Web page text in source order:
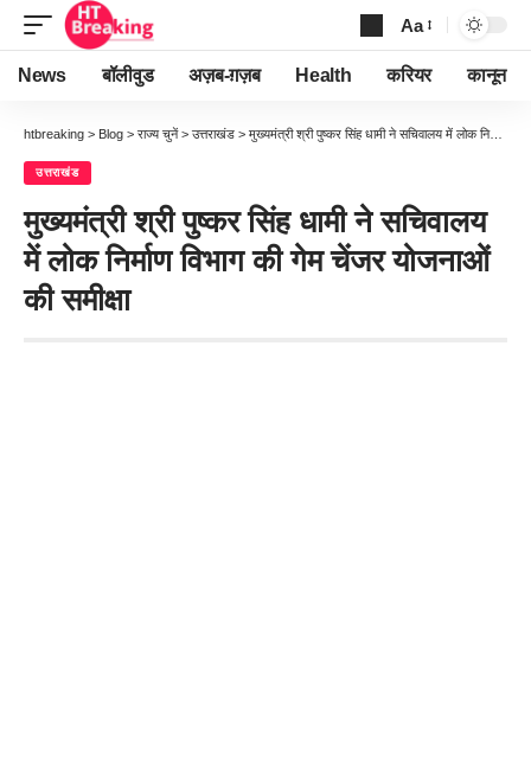
Font
Resizer
Aa
News बॉलीवुड अज़ब-ग़ज़ब Health करियर कानून
htbreaking > Blog > राज्य चुनें > उत्तराखंड > मुख्यमंत्री श्री पुष्कर सिंह धामी ने सचिवालय में लोक निर्माण विभाग की गेम चेंजर योजनाओं की समीक्षा
उत्तराखंड
मुख्यमंत्री श्री पुष्कर सिंह धामी ने सचिवालय
में लोक निर्माण विभाग की गेम चेंजर योजनाओं
की समीक्षा